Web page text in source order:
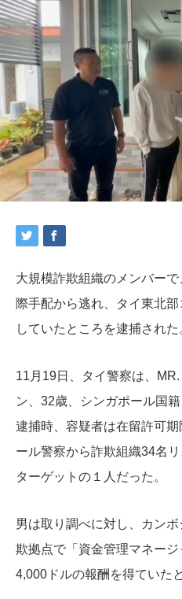
大規模詐欺組織のメンバー
際手配から逃れ、タイ東北
していたところを逮捕された
11月19日、タイ警察は、
ン、32歳、シンガポール国籍
逮捕時、容疑者は在留許可期
ール警察から詐欺組織34名
ターゲットの１人だった。
男は取り調べに対し、カン
欺拠点で「資金管理マネー
4,000ドルの報酬を得ていた